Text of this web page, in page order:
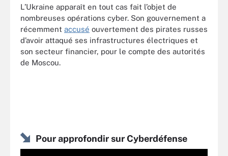
L’Ukraine apparaît en tout cas fait l’objet de
nombreuses opérations cyber. Son gouvernement a
récemment accusé ouvertement des pirates russes
d’avoir attaqué ses infrastructures électriques et
son secteur financier, pour le compte des autorités
de Moscou.
Pour approfondir sur Cyberdéfense